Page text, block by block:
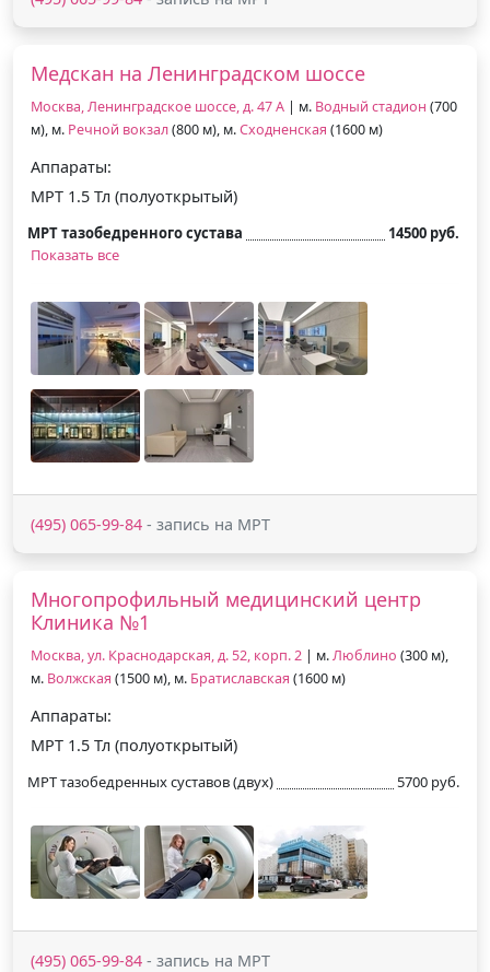
Медскан на Ленинградском шоссе
Москва, Ленинградское шоссе, д. 47 А | м. Водный стадион (700
м), м. Речной вокзал(800 м), м.Сходненская (1600 м)
Аппараты:
МРТ 1.5 Тл (полуоткрытый)
МРТ тазобедренного сустава
14500 руб.
Показать все
(495) 065-99-84 - запись на МРТ
Многопрофильный медицинский центр
Клиника №1
Москва, ул. Краснодарская, д. 52, корп. 2 | м.Люблино (300 м),
м. Волжская (1500 м), м. Братиславская (1600 м)
Аппараты:
МРТ 1.5 Тл (полуоткрытый)
МРТ тазобедренных суставов (двух) 5700 руб.
(495) 065-99-84 - запись на МРТ